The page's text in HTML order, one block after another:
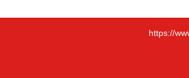
https://